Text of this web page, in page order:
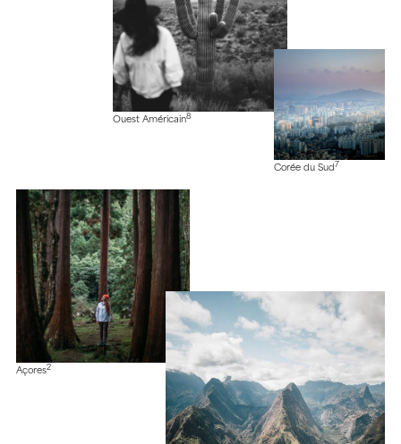
Ouest Américain8
Corée du Sud 7
Açores2